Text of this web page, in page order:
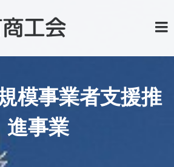
模事業者支援推
進事業